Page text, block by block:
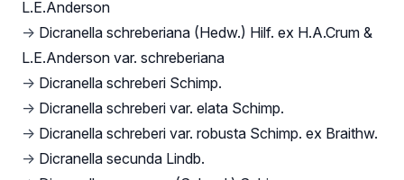
L.E.Anderson
→ Dicranella schreberiana (Hedw.) Hilf. ex H.A.Crum &
L.E.Anderson var. schreberiana
→ Dicranella schreberi Schimp.
→ Dicranella schreberi var. elata Schimp.
→ Dicranella schreberi var. robusta Schimp. ex Braithw.
→ Dicranella secunda Lindb.